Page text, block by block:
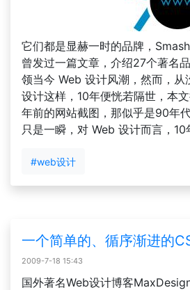
它们都是显赫一时的品牌，
曾发过一篇文章，介绍27个著名
领当今 Web 设计风潮，然而，从
设计这样，10年便恍若隔世，本
年前的网站截图，那似乎是90年
只是一瞬，对 Web 设计而言，10
#web设计
一个简单的、循序渐进的
2009-7-18 15:43
国外著名Web设计博客